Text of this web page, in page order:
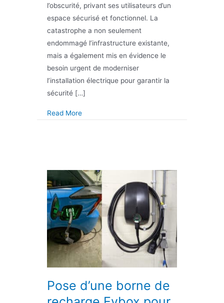
l’obscurité, privant ses utilisateurs d’un
espace sécurisé et fonctionnel. La
catastrophe a non seulement
endommagé l’infrastructure existante,
mais a également mis en évidence le
besoin urgent de moderniser
l’installation électrique pour garantir la
sécurité […]
Read Moreabout Rénovation électrique d’un parking à
Pose d’une borne de